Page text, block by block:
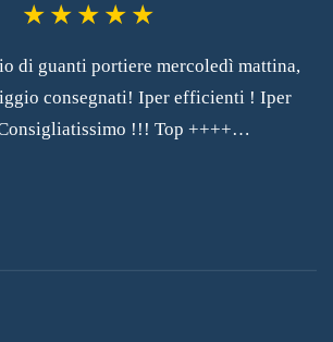
di guanti portiere mercoledì mattina,
consegnati! Iper efficienti ! Iper
!!! Top ++++…